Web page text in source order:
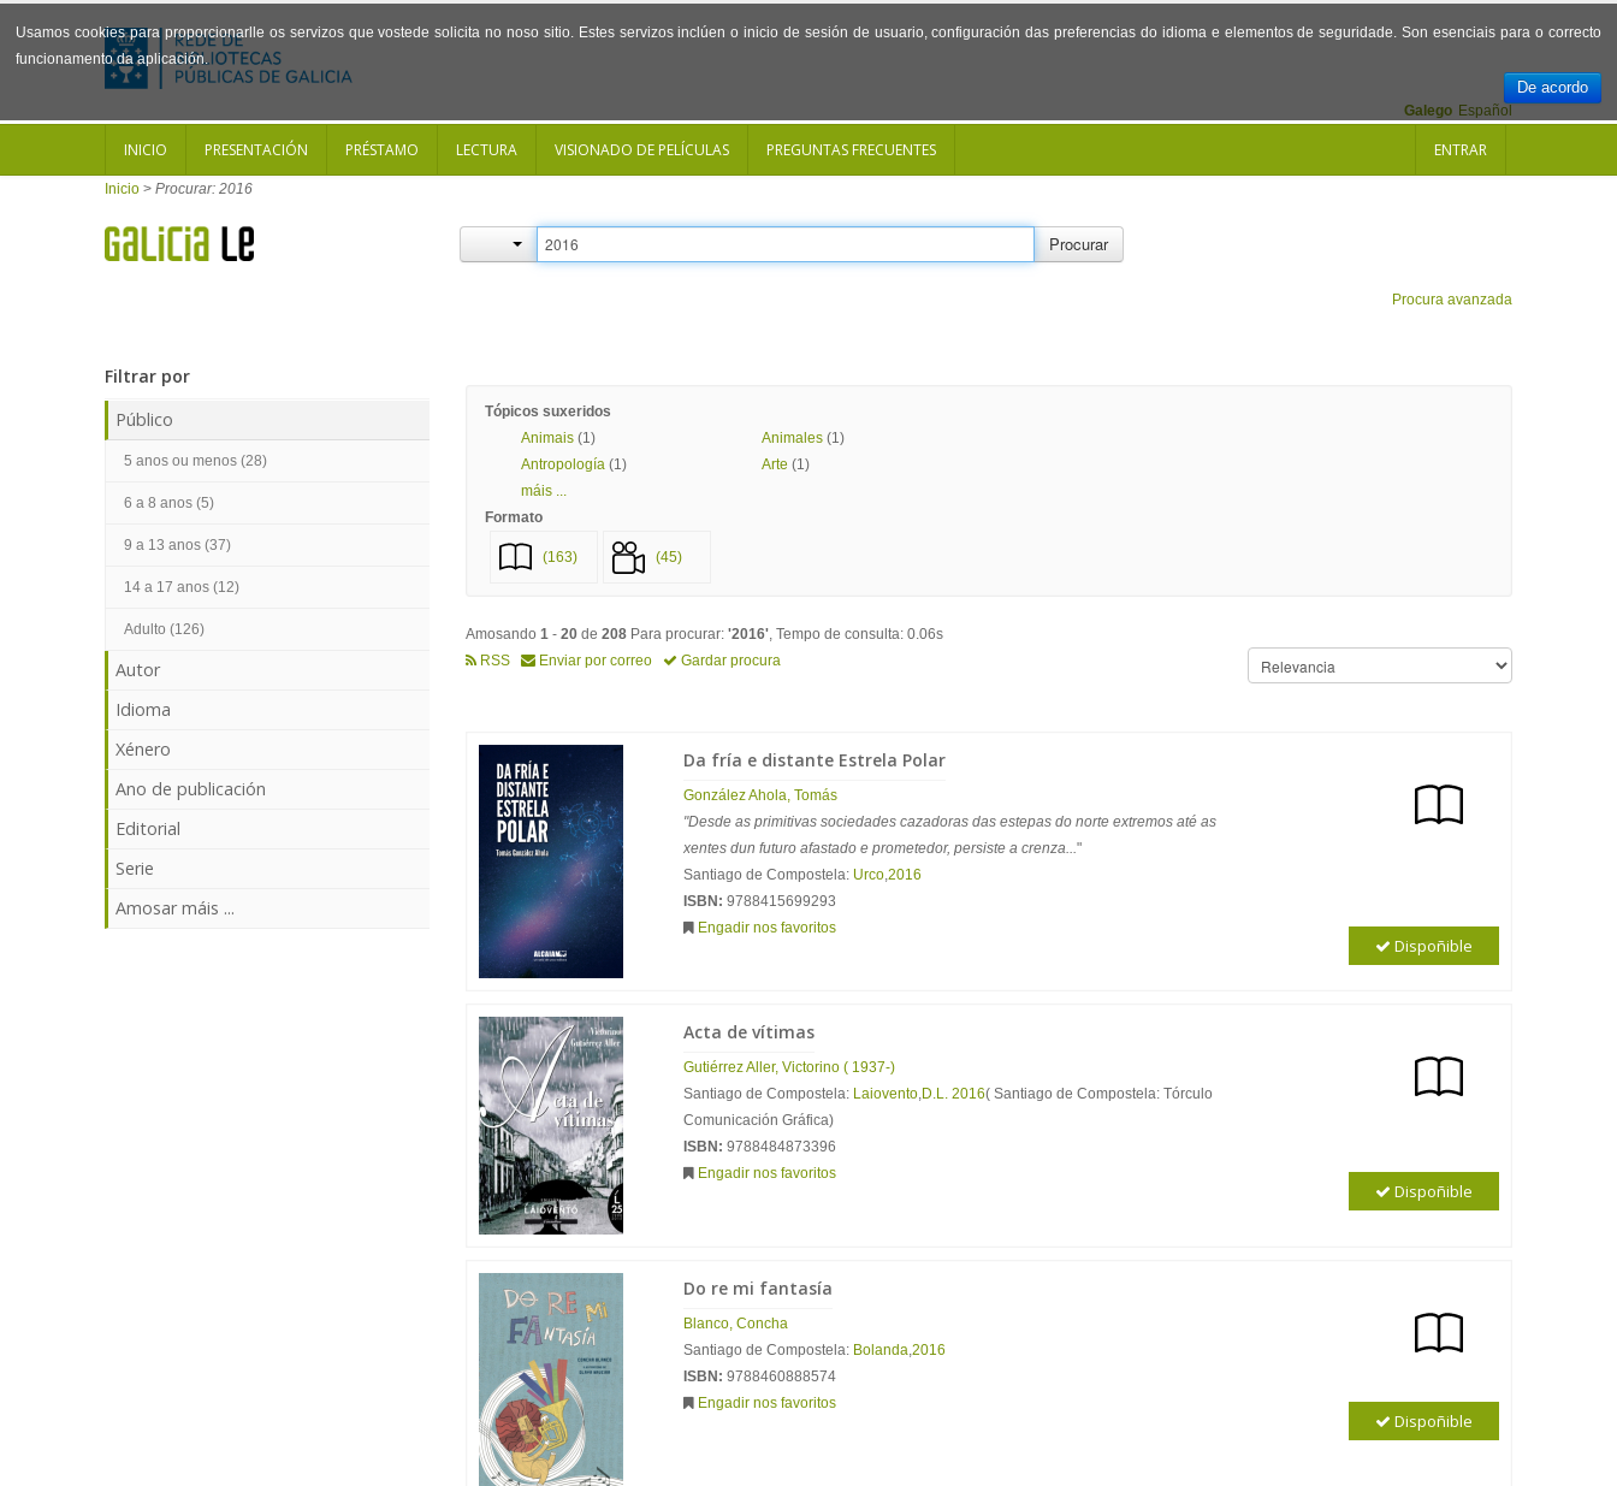
Usamos cookies para proporcionarlle os servizos que vostede solicita no noso sitio. Estes servizos inclúen o inicio de sesión de usuario, configuración das preferencias do idioma e elementos de seguridade. Son esenciais para o correcto
funcionamento da aplicación.
De acordo
Español
Galego
INICIO PRESENTACIÓN PRÉSTAMO LECTURA VISIONADO DE PELÍCULAS PREGUNTAS FRECUENTES ENTRAR
Inicio > Procurar: 2016
Procurar
Procura avanzada
Filtrar por
Público
5 anos ou menos (28)
6 a 8 anos (5)
9 a 13 anos (37)
14 a 17 anos (12)
Adulto (126)
Autor
Idioma
Xénero
Ano de publicación
Editorial
Serie
Amosar máis ...
Tópicos suxeridos
Animais (1) Animales (1)
Antropología (1) Arte (1)
máis ...
Formato
(163) (45)
Amosando 1 - 20 de 208 Para procurar: '2016', Tempo de consulta: 0.06s
RSS
Enviar por correo Gardar procura
Da fría e distante Estrela Polar
González Ahola, Tomás
"Desde as primitivas sociedades cazadoras das estepas do norte extremos até as
xentes dun futuro afastado e prometedor, persiste a crenza..."
Santiago de Compostela: Urco,2016
ISBN: 9788415699293
Engadir nos favoritos
Dispoñible
Acta de vítimas
Gutiérrez Aller, Victorino ( 1937-)
Santiago de Compostela: Laiovento,D.L. 2016( Santiago de Compostela: Tórculo
Comunicación Gráfica)
ISBN: 9788484873396
Engadir nos favoritos
Dispoñible
Do re mi fantasía
Blanco, Concha
Santiago de Compostela: Bolanda,2016
ISBN: 9788460888574
Engadir nos favoritos
Dispoñible